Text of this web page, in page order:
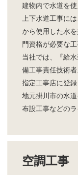
建物内で水道を使
上下水道工事に
から使用した水
門資格が必要な工
当社では、『給
備工事責任技術
指定工事店に登録
地元掛川市の水
布設工事などの
空調工事